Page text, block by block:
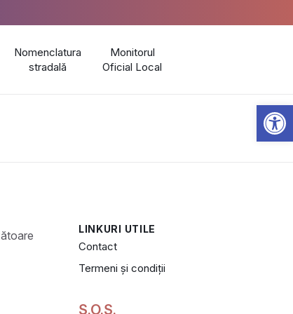
Nomenclatura
stradală
Monitorul
Oficial Local
LINKURI UTILE
Contact
Termeni și condiții
S.O.S.